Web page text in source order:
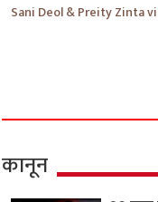
कानून